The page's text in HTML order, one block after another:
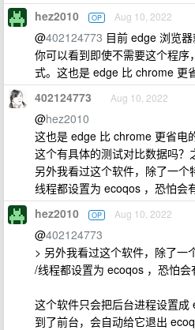
hez2010 OP Aug 10, 2022
@402124773 目前 edge 浏览
你可以看到即使不需要这个程
式。这也是 edge 比 chrome 更
402124773 Aug 10, 2022
@hez2010
这也是 edge 比 chrome 更省电
这个有具体的测试对比数据吗？
另外我看过这个软件，除了一
线程都设置为 ecoqos ，恐怕会
hez2010 OP Aug 10, 2022
@402124773
> 另外我看过这个软件，除了一
/线程都设置为 ecoqos ，恐怕会
这个软件只会把后台进程设置
到了前台，会自动给它退出